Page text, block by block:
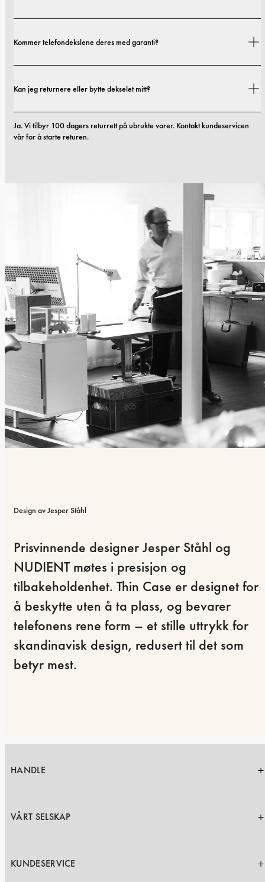
finner alle detaljer i vår fraktpolicy.
Kommer telefondekslene deres med garanti?
materialer eller utførelse innen de første 12 månedene, erstatter vi dekselet
Kan jeg returnere eller bytte dekselet mitt?
Ja. Vi tilbyr 100 dagers returrett på ubrukte varer. Kontakt kundeservicen
vår for å starte returen.
Design av Jesper Ståhl
Prisvinnende designer Jesper Ståhl og
NUDIENT møtes i presisjon og
tilbakeholdenhet. Thin Case er designet for
å beskytte uten å ta plass, og bevarer
telefonens rene form – et stille uttrykk for
skandinavisk design, redusert til det som
betyr mest.
HANDLE
VÅRT SELSKAP
KUNDESERVICE